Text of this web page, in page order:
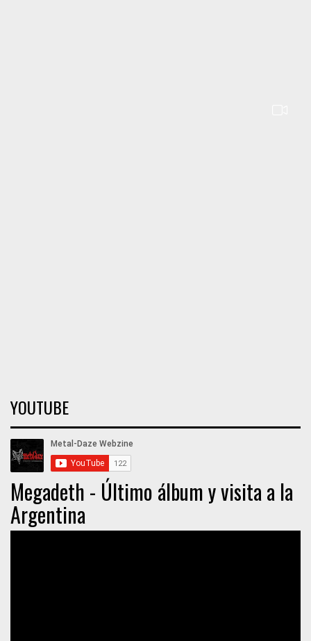
YOUTUBE
Megadeth - Último álbum y visita a la
Argentina